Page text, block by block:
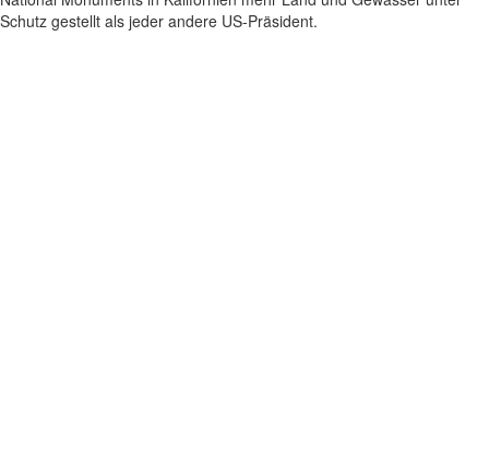
Schutz gestellt als jeder andere US-Präsident.